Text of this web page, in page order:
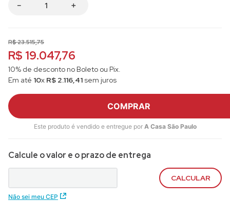
＋
－
R$23.515,75
R$ 19.047,76
10% de desconto no Boleto ou Pix.
Em até 10x R$ 2.116,41 sem juros
COMPRAR
Este produto é vendido e entregue por A Casa São Paulo
Não sei meu CEP